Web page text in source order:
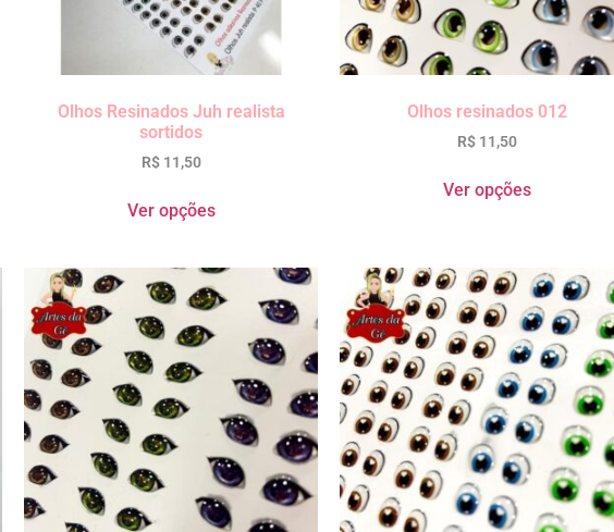
Olhos Resinados Juh realista
sortidos
R$11,50
Ver opções
Olhos resinados 012
R$11,50
Ver opções